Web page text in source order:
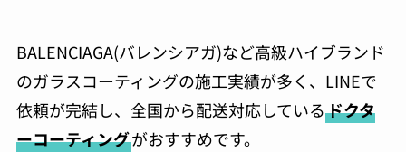
BALENCIAGA(バレンシアガ)など高級ハイブランド
のガラスコーティングの施工実績が多く、LINEで
依頼が完結し、全国から配送対応しているドクタ
ーコーティングがおすすめです。